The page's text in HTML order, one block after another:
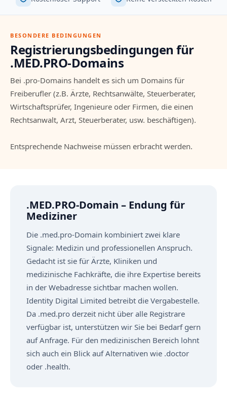
BESONDERE BEDINGUNGEN
Registrierungsbedingungen für
.MED.PRO-Domains
Bei .pro-Domains handelt es sich um Domains für
Freiberufler (z.B. Ärzte, Rechtsanwälte, Steuerberater,
Wirtschaftsprüfer, Ingenieure oder Firmen, die einen
Rechtsanwalt, Arzt, Steuerberater, usw. beschäftigen).
Entsprechende Nachweise müssen erbracht werden.
.MED.PRO-Domain – Endung für
Mediziner
Die .med.pro-Domain kombiniert zwei klare
Signale: Medizin und professionellen Anspruch.
Gedacht ist sie für Ärzte, Kliniken und
medizinische Fachkräfte, die ihre Expertise bereits
in der Webadresse sichtbar machen wollen.
Identity Digital Limited betreibt die Vergabestelle.
Da .med.pro derzeit nicht über alle Registrare
verfügbar ist, unterstützen wir Sie bei Bedarf gern
auf Anfrage. Für den medizinischen Bereich lohnt
sich auch ein Blick auf Alternativen wie .doctor
oder .health.